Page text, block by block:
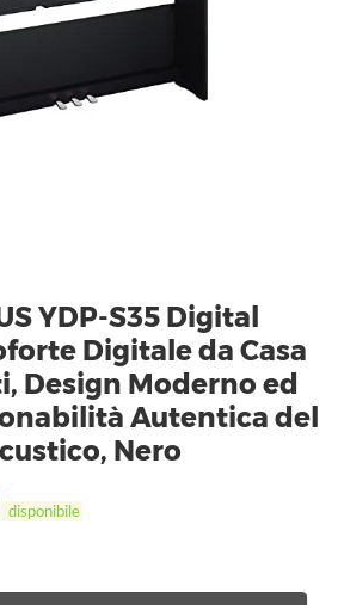
YDP-S35 Digital
Digitale da Casa
Design Moderno ed
Autentica del
Nero
disponibile